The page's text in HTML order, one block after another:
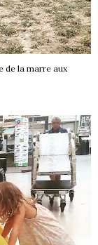
de la marre aux